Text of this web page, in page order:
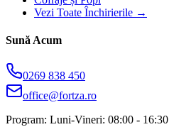
Vezi Toate Închirierile →
Sună Acum
0269 838 450
office@fortza.ro
Program: Luni-Vineri: 08:00 - 16:30